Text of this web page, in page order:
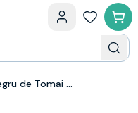
Tomai Gold Negru de Tomai - Vin rosu sec 0.75L